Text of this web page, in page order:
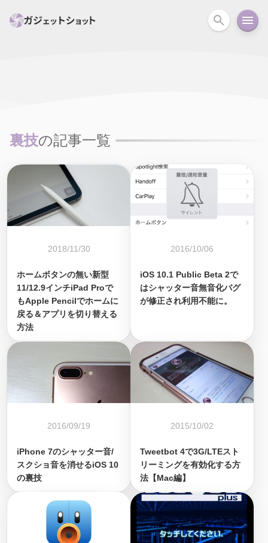
ニュース オーディオ 周辺機器
裏技の記事一覧
2018/11/30
ホームボタンの無い新型
11/12.9インチiPad Proで
もApple Pencilでホームに
戻る＆アプリを切り替える
方法
2016/10/06
iOS 10.1 Public Beta 2で
はシャッター音無音化バグ
が修正され利用不能に。
2016/09/19
iPhone 7のシャッター音/
スクショ音を消せるiOS 10
の裏技
2015/10/02
Tweetbot 4で3G/LTEスト
リーミングを有効化する方
法【Mac編】